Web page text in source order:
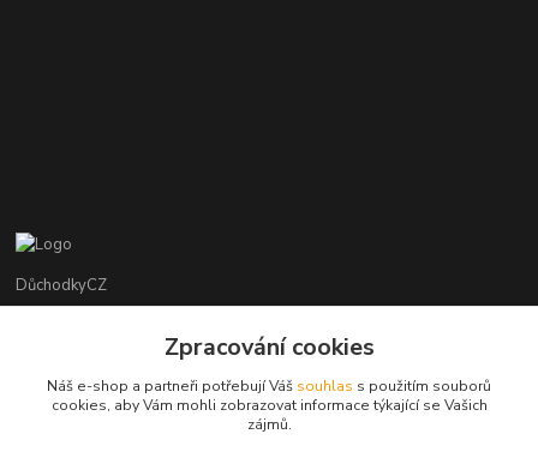
DůchodkyCZ
+420 412384749
objednavky@duchodky.cz
Zpracování cookies
Náš e-shop a partneři potřebují Váš souhlas s použitím souborů
cookies, aby Vám mohli zobrazovat informace týkající se Vašich
zájmů.